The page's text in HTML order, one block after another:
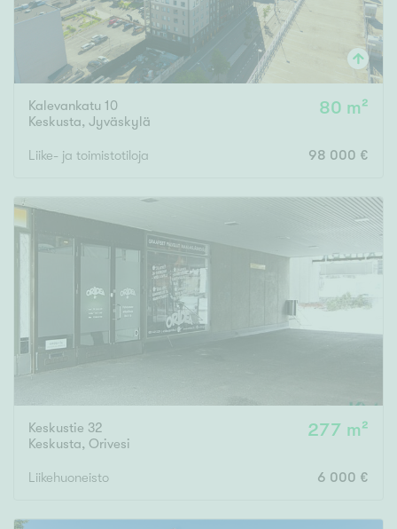
Kalevankatu 10
Keskusta, Jyväskylä
80 m²
Liike- ja toimistotiloja 98 000 €
Keskustie 32
Keskusta, Orivesi
277 m²
Liikehuoneisto 6 000 €